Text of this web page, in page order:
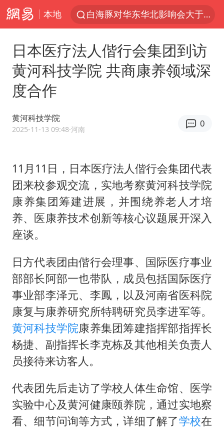
本地
白海豚对华东华北影响会大于巴威
《披荆斩棘2026》阵容官宣
全球最大级别运输船通过长江大桥
国足U17与阿森纳决赛取消 并列冠军
构建更高水平的全民健身公共服务体系
上门女婿出轨女邻居多年被判重婚罪
香港刷新1884年以来最高气温纪录
新疆一婚礼线上邀请引热议
存款市场为何两极分化
云南一男子胃中取出180颗铁钉
以军士兵把枪口对准中国记者
奋力开创中国式现代化建设新局面
日本医疗法人偕行会集团到访
黄河科技学院 共商康养领域深
度合作
黄河科技学院
2025-11-13 09:48·河南
0
11月11日，日本医疗法人偕行会集团代表
团来校参观交流，实地考察黄河科技学院
康养集团筹建进展，并围绕养老人才培
养、医康养技术创新等核心议题展开深入
座谈。
日方代表团由偕行会理事、国际医疗事业
部部长阿部一也带队，成员包括国际医疗
事业部李泽元、李鳳，以及河南省医科院
康复与康养研究所特聘研究员李进军等。
黄河科技学院康养集团筹建指挥部指挥长
杨捷、副指挥长李克栋及其他相关负责人
员接待来访客人。
代表团先后走访了学校人体生命馆、医学
实验中心及黄河健康颐养院，通过实地察
看、细节问询等方式，详细了解了学校在